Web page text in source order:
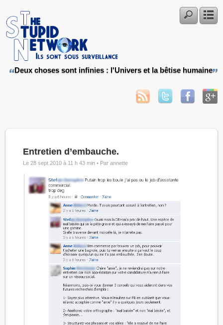
Deux choses sont infinies : l'Univers et la bêtise humaine
Entretien d’embauche.
Le 28 sept 2010 à 11 h 43 min • Par annette